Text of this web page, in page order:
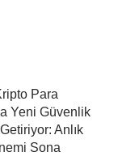
Para
Yeni Güvenlik
Anlık
Sona